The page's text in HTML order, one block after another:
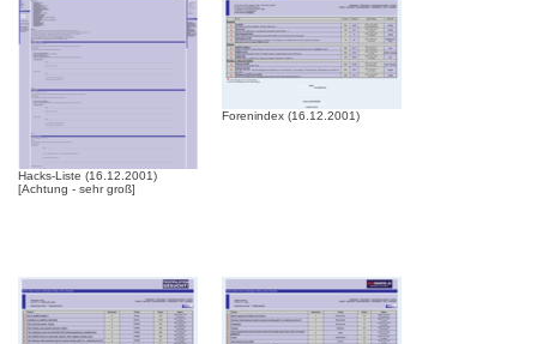
Hacks-Liste (16.12.2001)
[Achtung - sehr groß]
Forenindex (16.12.2001)